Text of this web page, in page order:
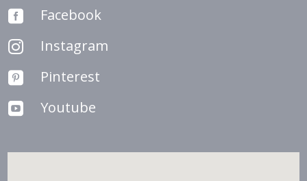
 Facebook
 Instagram
 Pinterest
 Youtube